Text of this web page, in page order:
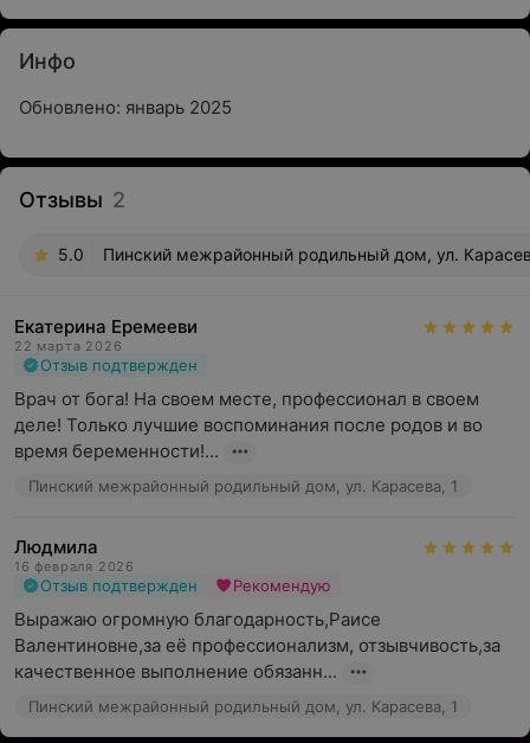
Инфо
Обновлено: январь 2025
Отзывы 2
5.0 Пинский межрайонный родильный дом, ул.
Екатерина Еремееви
22 марта 2026
Отзыв подтвержден
Врач от бога! На своем месте, профессионал в своем
деле! Только лучшие воспоминания после родов и во
время беременности!...
Пинский межрайонный родильный дом, ул. Карасева, 1
Людмила
16 февраля 2026
Отзыв подтвержден Рекомендую
Выражаю огромную благодарность,Раисе
Валентиновне,за её профессионализм, отзывчивость,за
качественное выполнение обязанн...
Пинский межрайонный родильный дом, ул. Карасева, 1